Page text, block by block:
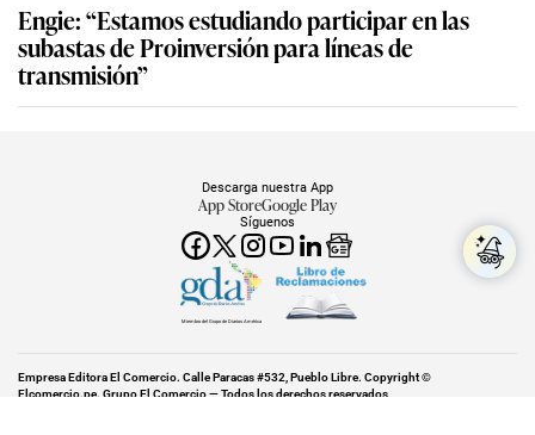
Engie: “Estamos estudiando participar en las
subastas de Proinversión para líneas de
transmisión”
Síguenos
Descarga nuestra App
App StoreGoogle Play
Miembro del Grupo de Diarios América
Empresa Editora El Comercio. Calle Paracas #532, Pueblo Libre. Copyright ©
Elcomercio.pe. Grupo El Comercio — Todos los derechos reservados